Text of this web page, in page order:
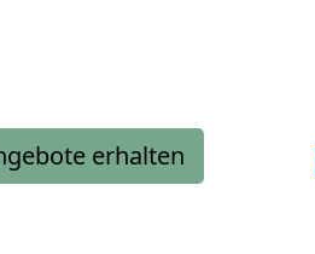
erhalten